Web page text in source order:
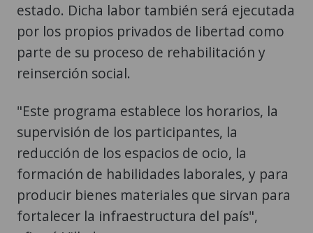
estado. Dicha labor también será ejecutada
por los propios privados de libertad como
parte de su proceso de rehabilitación y
reinserción social.
"Este programa establece los horarios, la
supervisión de los participantes, la
reducción de los espacios de ocio, la
formación de habilidades laborales, y para
producir bienes materiales que sirvan para
fortalecer la infraestructura del país",